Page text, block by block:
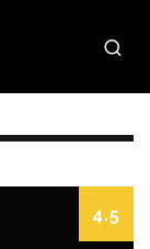
4.5